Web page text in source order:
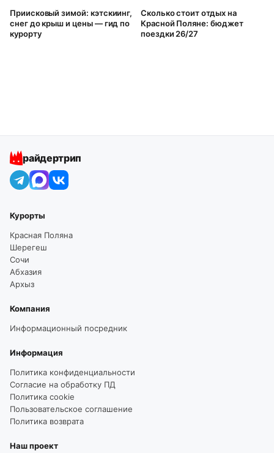
Приисковый зимой: кэтскиинг,
снег до крыш и цены — гид по
курорту
Сколько стоит отдых на
Красной Поляне: бюджет
поездки 26/27
райдертрип
Курорты
Красная Поляна
Шерегеш
Сочи
Абхазия
Архыз
Компания
Информационный посредник
Информация
Политика конфиденциальности
Согласие на обработку ПД
Политика cookie
Пользовательское соглашение
Политика возврата
Наш проект